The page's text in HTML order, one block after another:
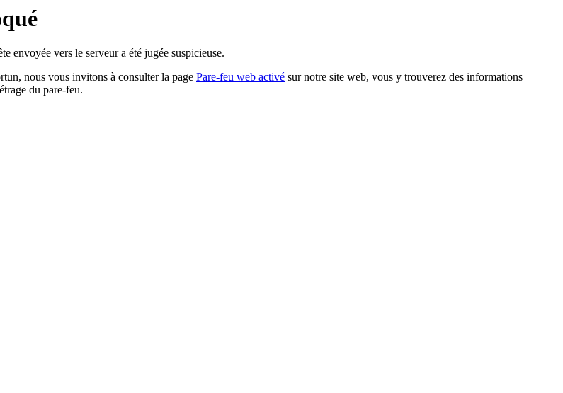
envoyée vers le serveur a été jugée suspicieuse.
nous vous invitons à consulter la page Pare-feu web activé sur notre site web, vous y trouverez des informations
du pare-feu.